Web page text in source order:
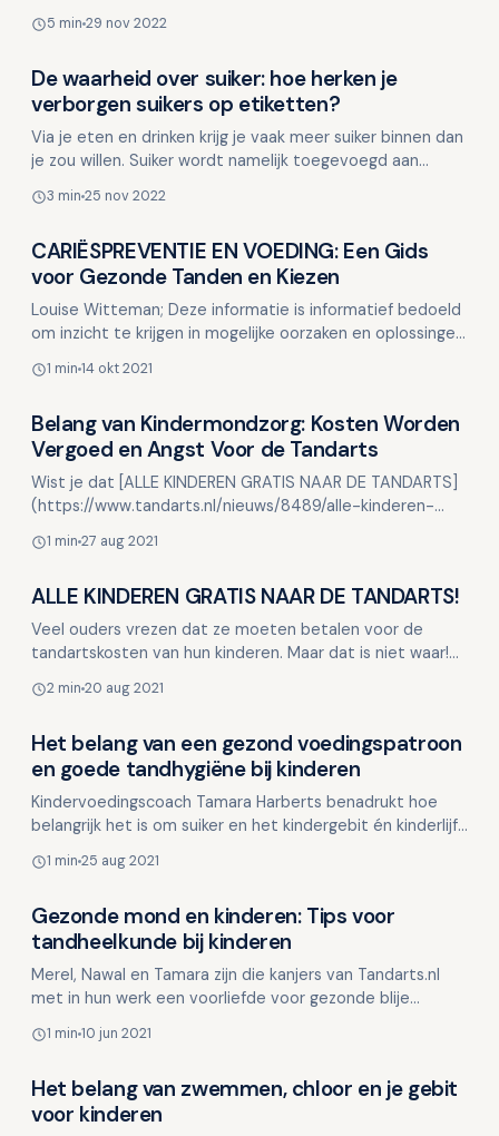
5 min 29 nov 2022
Kinderen en mondgezondheid
De waarheid over suiker: hoe herken je
verborgen suikers op etiketten?
Via je eten en drinken krijg je vaak meer suiker binnen dan
je zou willen. Suiker wordt namelijk toegevoegd aan
3 min 25 nov 2022
Kinderen en mondgezondheid
CARIËSPREVENTIE EN VOEDING: Een Gids
voor Gezonde Tanden en Kiezen
Louise Witteman; Deze informatie is informatief bedoeld
om inzicht te krijgen in mogelijke oorzaken en oplossingen.
1 min 14 okt 2021
Kinderen en mondgezondheid
Belang van Kindermondzorg: Kosten Worden
Vergoed en Angst Voor de Tandarts
Wist je dat [ALLE KINDEREN GRATIS NAAR DE TANDARTS]
(https://www.tandarts.nl/nieuws/8489/alle-kinderen-
voo…
1 min 27 aug 2021
ALLE KINDEREN GRATIS NAAR DE TANDARTS!
Veel ouders vrezen dat ze moeten betalen voor de
tandartskosten van hun kinderen. Maar dat is niet waar!
vergoe…
2 min 20 aug 2021
Kinderen en mondgezondheid
Het belang van een gezond voedingspatroon
en goede tandhygiëne bij kinderen
Kindervoedingscoach Tamara Harberts benadrukt hoe
belangrijk het is om suiker en het kindergebit én kinderlijf
1 min 25 aug 2021
Kinderen en mondgezondheid
Gezonde mond en kinderen: Tips voor
tandheelkunde bij kinderen
Merel, Nawal en Tamara zijn die kanjers van Tandarts.nl
met in hun werk een voorliefde voor gezonde blije
1 min 10 jun 2021
Kinderen en mondgezondheid
Het belang van zwemmen, chloor en je gebit
voor kinderen